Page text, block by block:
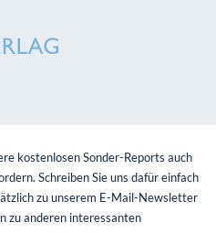
kostenlosen Sonder-Reports auch
Schreiben Sie uns dafür einfach
zu unserem E-Mail-Newsletter
zu anderen interessanten